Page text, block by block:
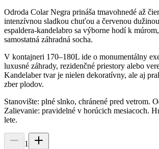
Odroda Colar Negra prináša tmavohnedé až
intenzívnou sladkou chuťou a červenou
espaldera-kandelabro sa výborne hodí k
samostatná záhradná socha.
V kontajneri 170–180L ide o monumentálny
luxusné záhrady, rezidenčné priestory alebo
Kandelaber tvar je nielen dekoratívny, ale aj
zber plodov.
Stanovište: plné slnko, chránené pred vetrom.
Zalievanie: pravidelné v horúcich mesiacoch.
lete.
1